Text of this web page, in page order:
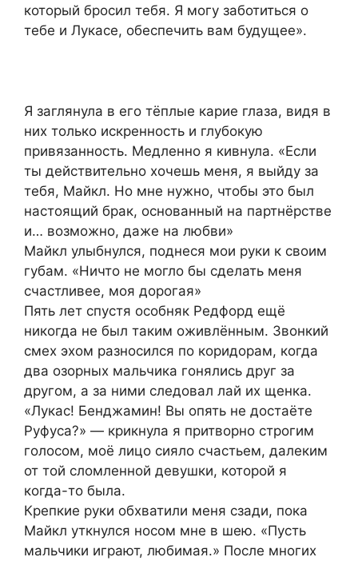
который бросил тебя. Я могу заботиться о
тебе и Лукасе, обеспечить вам будущее».
Я заглянула в его тёплые карие глаза, видя в
них только искренность и глубокую
привязанность. Медленно я кивнула. «Если
ты действительно хочешь меня, я выйду за
тебя, Майкл. Но мне нужно, чтобы это был
настоящий брак, основанный на партнёрстве
и… возможно, даже на любви»
Майкл улыбнулся, поднеся мои руки к своим
губам. «Ничто не могло бы сделать меня
счастливее, моя дорогая»
Пять лет спустя особняк Редфорд ещё
никогда не был таким оживлённым. Звонкий
смех эхом разносился по коридорам, когда
два озорных мальчика гонялись друг за
другом, а за ними следовал лай их щенка.
«Лукас! Бенджамин! Вы опять не достаёте
Руфуса?» — крикнула я притворно строгим
голосом, моё лицо сияло счастьем, далеким
от той сломленной девушки, которой я
когда-то была.
Крепкие руки обхватили меня сзади, пока
Майкл уткнулся носом мне в шею. «Пусть
мальчики играют, любимая.» После многих